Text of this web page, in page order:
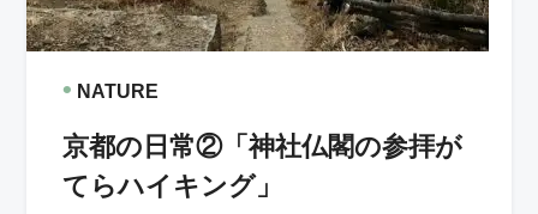
• NATURE
京都の日常②「神社仏閣の参拝が
てらハイキング」